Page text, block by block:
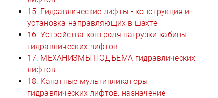
15. Гидравлические лифты - конструкция и
установка направляющих в шахте
16. Устройства контроля нагрузки кабины
гидравлических лифтов
17. МЕХАНИЗМЫ ПОДЪЕМА гидравлических
лифтов
18. Канатные мультипликаторы
гидравлических лифтов: назначение